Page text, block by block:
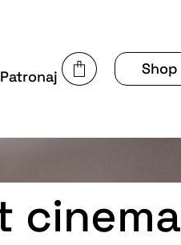
Shop
cinema